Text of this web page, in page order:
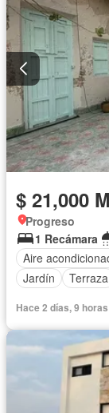
Recámara con
Terraza
Wifi
Permite niños
$ 21,000
Progreso
1 Recámara
Aire
Jardín
Terraza
Hace 2 días, 9